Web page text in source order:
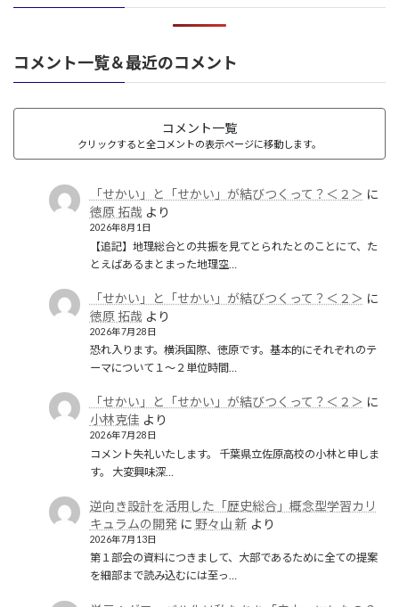
コメント一覧＆最近のコメント
コメント一覧
クリックすると全コメントの表示ページに移動します。
「せかい」と「せかい」が結びつくって？＜２＞ に
徳原 拓哉 より
2026年8月1日
【追記】地理総合との共振を見てとられたとのことにて、た
とえばあるまとまった地理空…
「せかい」と「せかい」が結びつくって？＜２＞ に
徳原 拓哉 より
2026年7月28日
恐れ入ります。横浜国際、徳原です。基本的にそれぞれのテ
ーマについて１〜２単位時間…
「せかい」と「せかい」が結びつくって？＜２＞ に
小林克佳 より
2026年7月28日
コメント失礼いたします。 千葉県立佐原高校の小林と申しま
す。 大変興味深…
逆向き設計を活用した「歴史総合」概念型学習カリ
キュラムの開発に 野々山 新 より
2026年7月13日
第１部会の資料につきまして、大部であるために全ての提案
を細部まで読み込むには至っ…